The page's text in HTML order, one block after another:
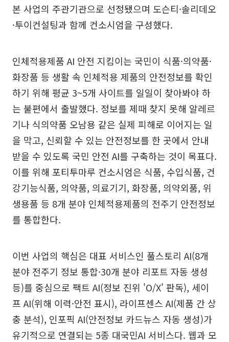
본 사업의 주관기관으로 선정됐으며 도슨티·솔리데오
·투이컨설팅과 함께 컨소시엄을 구성했다.
인체적용제품 AI 안전 지킴이는 국민이 식품·의약품·
화장품 등 생활 속 인체적용 제품의 안전정보를 확인
하기 위해 평균 3~5개 사이트를 일일이 찾아봐야 하
는 불편에서 출발했다. 정보를 제때 찾지 못해 알레르
기나 식의약품 오남용 같은 실제 피해로 이어지는 일
을 막고, 신뢰할 수 있는 안전정보를 한 곳에서 안내
받을 수 있도록 국민 안전 AI를 구축하는 것이 목표다.
이를 위해 포티투마루 컨소시엄은 식품, 수입식품, 건
강기능식품, 의약품, 의료기기, 화장품, 의약외품, 위
생용품 등 8개 분야 인체적용제품의 전주기 안전정보
를 통합한다.
이번 사업의 핵심은 대표 서비스인 풀스토리 AI(8개
분야 전주기 정보 통합·30개 분야 리포트 자동 생성
등)를 중심으로 팩트 AI(정보 진위 'O/X' 판독), 세이
프 AI(위해 이력·안전 표시), 라이프센스 AI(제품 간 상
충 분석), 인포픽 AI(안전정보 카드뉴스 자동 생성)가
유기적으로 연결되는 5종 대국민AI 서비스다. 웹과 모